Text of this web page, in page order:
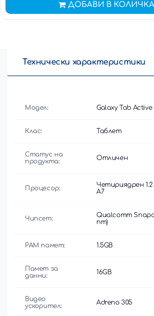
ДОБАВИ В
Технически характеристики
Модел: Galaxy Tab Active
Клас: Таблет
Статус на
продукта:
Отличен
Процесор:
Четириядрен 1.2
A7
Чипсет:
Qualcomm
nm)
РАМ памет: 1.5GB
Памет за
данни:
16GB
Видео
ускорител:
Adreno 305